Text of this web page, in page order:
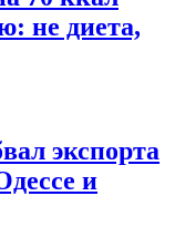
не диета,
экспорта
и